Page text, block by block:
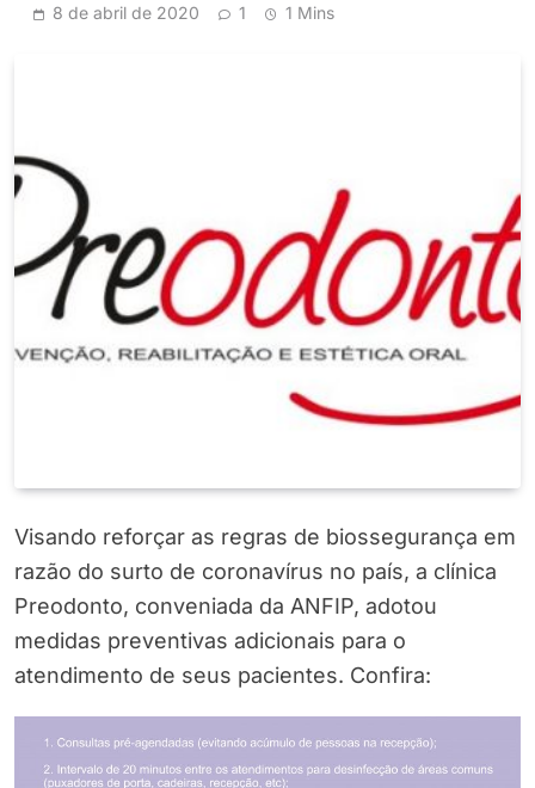
8 de abril de 2020 1 1 Mins
Visando reforçar as regras de biossegurança em
razão do surto de coronavírus no país, a clínica
Preodonto, conveniada da ANFIP, adotou
medidas preventivas adicionais para o
atendimento de seus pacientes. Confira: